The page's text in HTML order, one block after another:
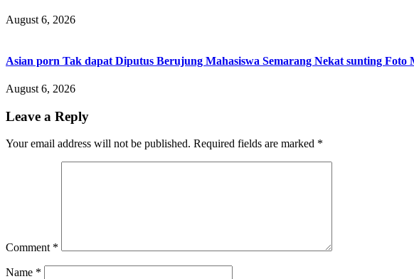
August 6, 2026
Asian porn Tak dapat Diputus Berujung Mahasiswa Semarang Nekat sunting Foto
August 6, 2026
Leave a Reply
Your email address will not be published. Required fields are marked *
Comment *
Name *